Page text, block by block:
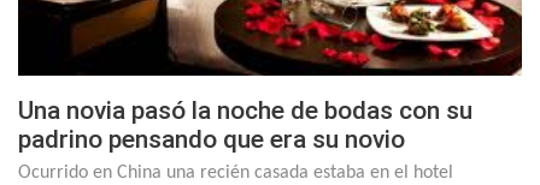
Una novia pasó la noche de bodas con su
padrino pensando que era su novio
Ocurrido en China una recién casada estaba en el hotel